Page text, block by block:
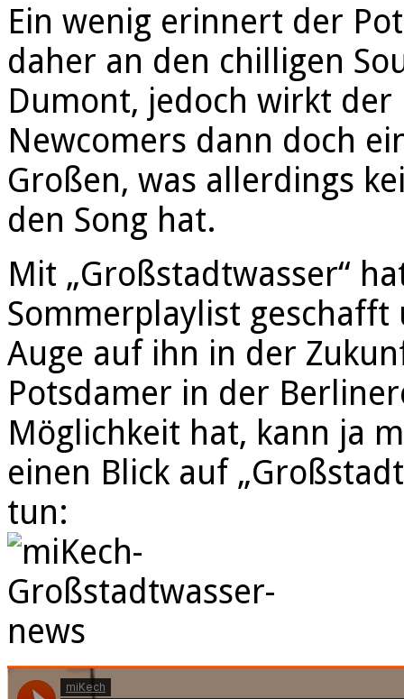
Ein wenig erinnert der
daher an den chilligen
Dumont, jedoch wirkt
Newcomers dann doch
Großen, was allerdings
den Song hat.
Mit „Großstadtwasser“
Sommerplaylist
Auge auf ihn in der
Potsdamer in der
Möglichkeit hat, kann ja
einen Blick auf
tun: